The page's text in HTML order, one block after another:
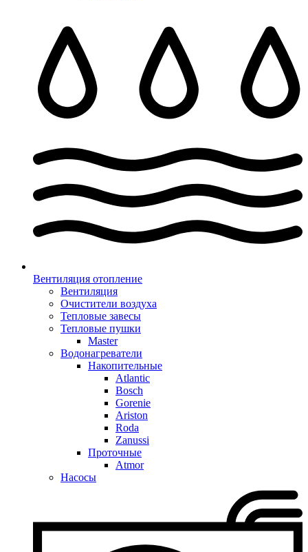
Вентиляция отопление
Вентиляция
Очистители воздуха
Тепловые завесы
Тепловые пушки
Master
Водонагреватели
Накопительные
Atlantic
Bosch
Gorenie
Ariston
Roda
Zanussi
Проточные
Atmor
Насосы